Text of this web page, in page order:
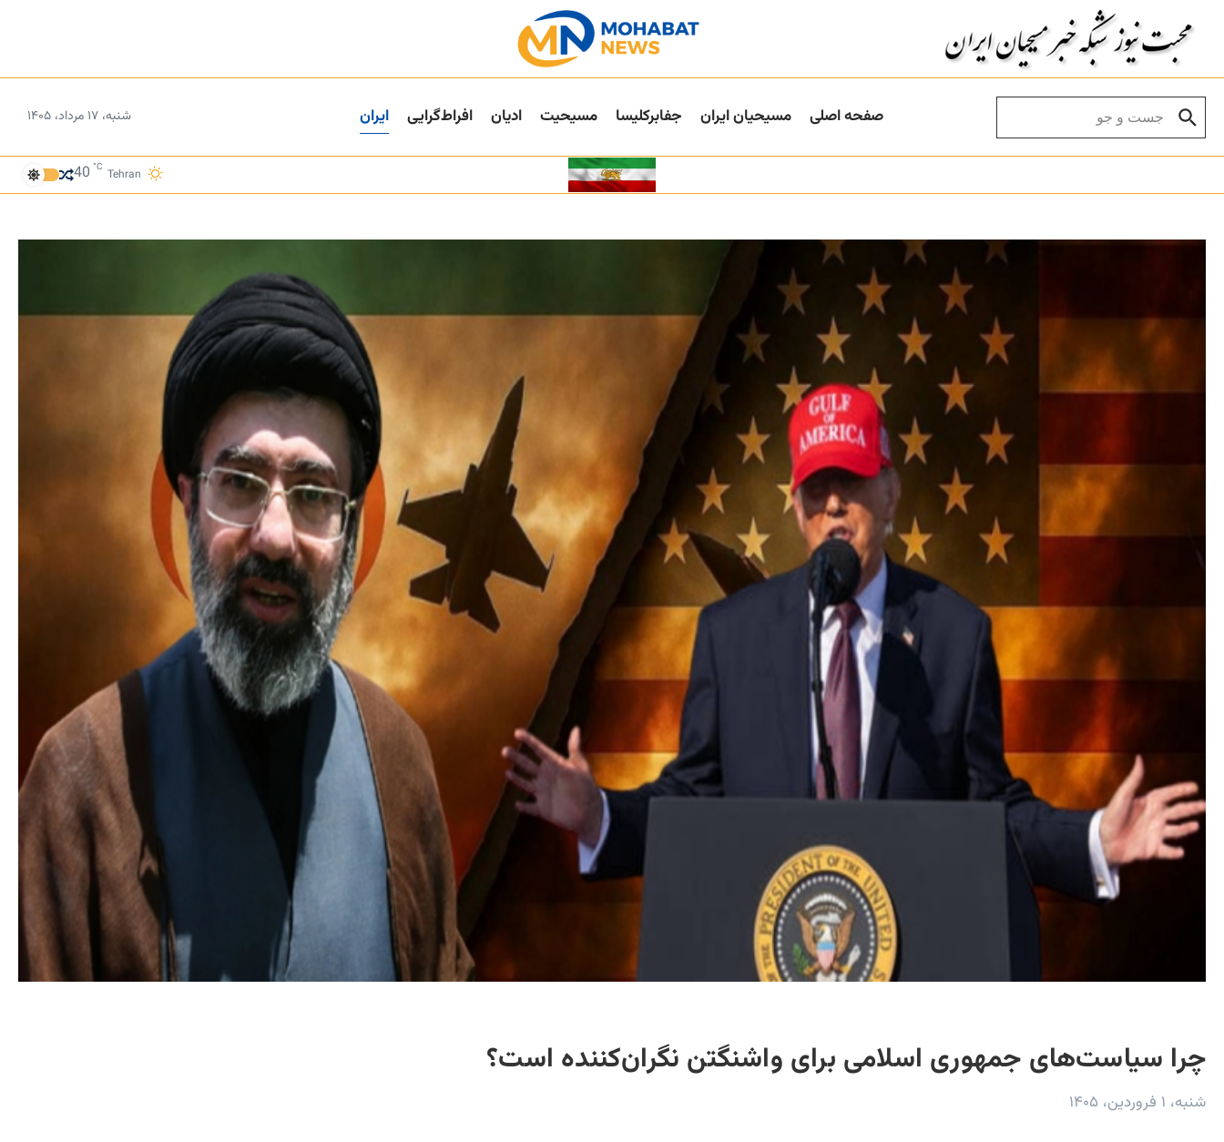
صفحه اصلی مسیحیان ایران جفا‌بر‌کلیسا مسیحیت ادیان افراط‌گرایی ایران شنبه، ۱۷ مرداد، ۱۴۰۵
Tehran
40 °C
چرا سیاست‌های جمهوری اسلامی برای واشنگتن نگران‌کننده است؟
شنبه، ۱ فروردین، ۱۴۰۵